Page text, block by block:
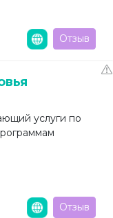
Отзыв
услуги по
Отзыв